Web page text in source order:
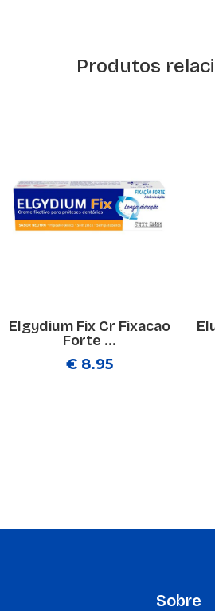
Produtos
Elgydium Fix Cr Fixacao
Forte ...
€ 8.95
Sobre